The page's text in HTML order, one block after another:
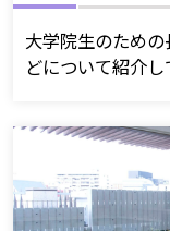
大学院生のため
どについて紹介し